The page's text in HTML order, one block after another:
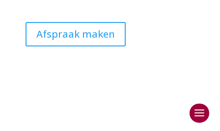
Afspraak maken